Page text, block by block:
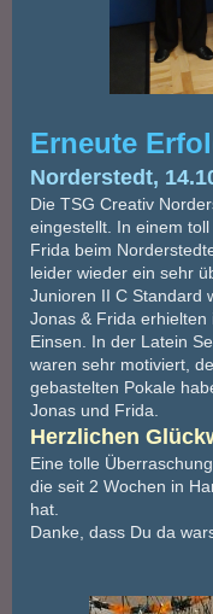
Erneute
Norderstedt,
Die TSG Creativ
eingestellt. In einem
Frida beim
leider wieder ein sehr
Junioren II C Standard
Jonas & Frida
Einsen. In der Latein
waren sehr motiviert,
gebastelten Pokale
Jonas und Frida.
Herzlichen
Eine tolle
die seit 2 Wochen in
hat.
Danke, dass Du da